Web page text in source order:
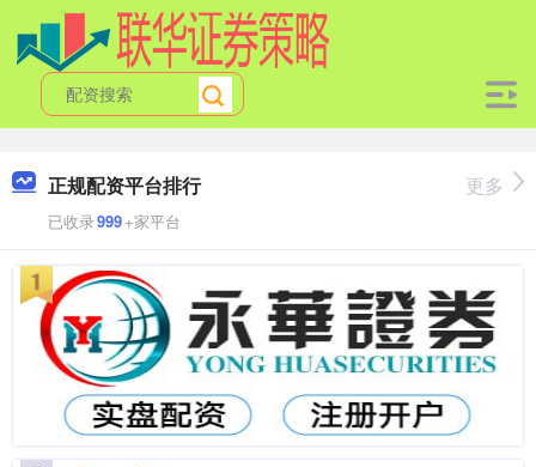
正规配资平台排行
已收录999+家平台
更多